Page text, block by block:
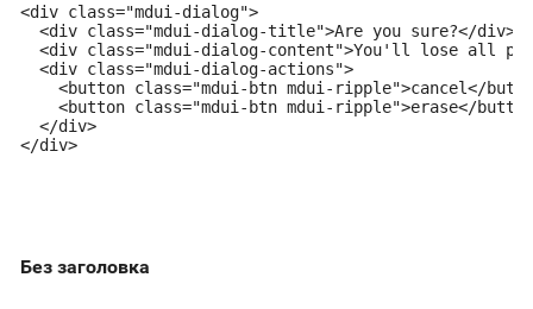
<div class="mdui-dialog">
  <div class="mdui-dialog-title">Are you sure?</div>
<div class="mdui-dialog-content">You'll lose all
  <div class="mdui-dialog-actions">
<button class="mdui-btn mdui-ripple">cancel</
<button class="mdui-btn mdui-ripple">erase</
  </div>
</div>
Без заголовка